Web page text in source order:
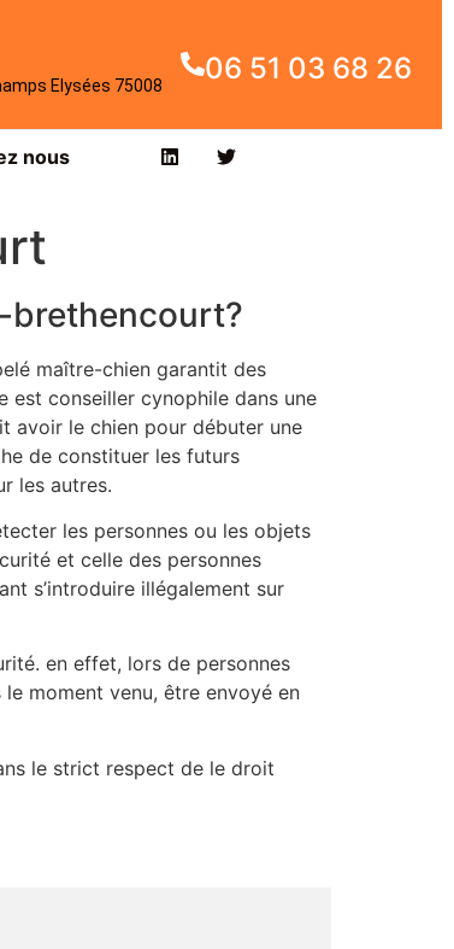
Elysées 75008 06 51 03 68 26
nous
brethencourt?
maître-chien garantit des
est conseiller cynophile dans une
avoir le chien pour débuter une
de constituer les futurs
les autres.
les personnes ou les objets
et celle des personnes
s’introduire illégalement sur
en effet, lors de personnes
moment venu, être envoyé en
le strict respect de le droit